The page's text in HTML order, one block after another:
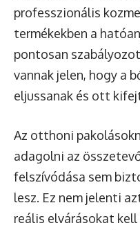
professzionális
termékekben a
pontosan
vannak jelen, hogy a
eljussanak és ott
Az otthoni
adagolni az
felszívódása sem
lesz. Ez nem jelenti
reális elvárásokat